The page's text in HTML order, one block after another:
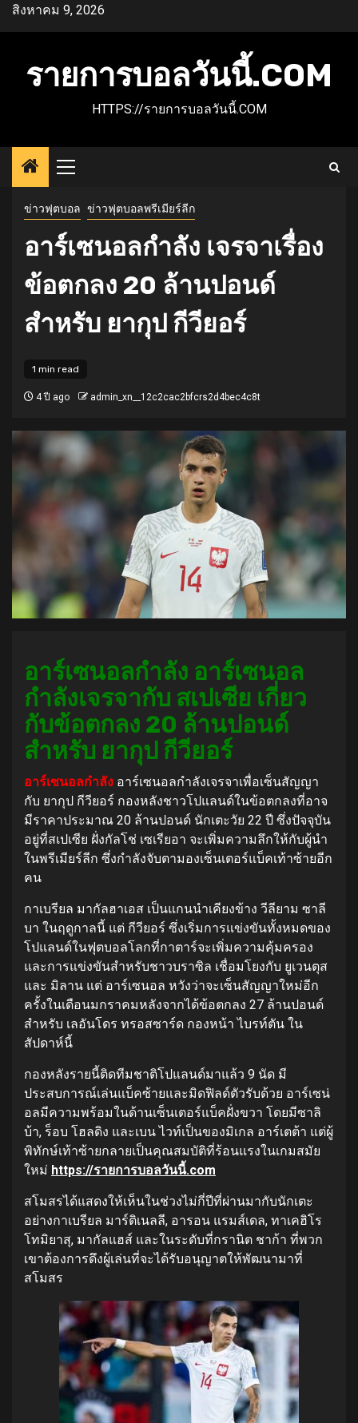
Skipสิงหาคม 9, 2026
รายการบอลวันนี้.COM
HTTPS://รายการบอลวันนี้.COM
Primary
ข่าวฟุตบอล ข่าวฟุตบอลพรีเมียร์ลีก
อาร์เซนอลกำลัง เจรจาเรื่อง
ข้อตกลง 20 ล้านปอนด์
สำหรับ ยากุป กีวียอร์
1 min read
4 ปี ago admin_xn__12c2cac2bfcrs2d4bec4c8t
อาร์เซนอลกำลัง อาร์เซนอล
กำลังเจรจากับ สเปเซีย เกี่ยว
กับข้อตกลง 20 ล้านปอนด์
สำหรับ ยากุป กีวียอร์
อาร์เซนอลกำลัง อาร์เซนอลกำลังเจรจาเพื่อเซ็นสัญญา
กับ ยากุป กีวียอร์ กองหลังชาวโปแลนด์ในข้อตกลงที่อาจ
มีราคาประมาณ 20 ล้านปอนด์ นักเตะวัย 22 ปี ซึ่งปัจจุบัน
อยู่ที่สเปเซีย ฝั่งกัลโช่ เซเรียอา จะเพิ่มความลึกให้กับผู้นำ
ในพรีเมียร์ลีก ซึ่งกำลังจับตามองเซ็นเตอร์แบ็คเท้าซ้ายอีก
คน
กาเบรียล มากัลฮาเอส เป็นแกนนำเคียงข้าง วีลียาม ซาลี
บา ในฤดูกาลนี้ แต่ กีวียอร์ ซึ่งเริ่มการแข่งขันทั้งหมดของ
โปแลนด์ในฟุตบอลโลกที่กาตาร์จะเพิ่มความคุ้มครอง
และการแข่งขันสำหรับชาวบราซิล เชื่อมโยงกับ ยูเวนตุส
และ มิลาน แต่ อาร์เซนอล หวังว่าจะเซ็นสัญญาใหม่อีก
ครั้งในเดือนมกราคมหลังจากได้ข้อตกลง 27 ล้านปอนด์
สำหรับ เลอันโดร ทรอสซาร์ด กองหน้า ไบรท์ตัน ใน
สัปดาห์นี้
กองหลังรายนี้ติดทีมชาติโปแลนด์มาแล้ว 9 นัด มี
ประสบการณ์เล่นแบ็คซ้ายและมิดฟิลด์ตัวรับด้วย อาร์เซน่
อลมีความพร้อมในด้านเซ็นเตอร์แบ็คฝั่งขวา โดยมีซาลิ
บ้า, ร็อบ โฮลดิง และเบน ไวท์เป็นของมิเกล อาร์เตต้า แต่ผู้
พิทักษ์เท้าซ้ายกลายเป็นคุณสมบัติที่ร้อนแรงในเกมสมัย
ใหม่ https://รายการบอลวันนี้.com
สโมสรได้แสดงให้เห็นในช่วงไม่กี่ปีที่ผ่านมากับนักเตะ
อย่างกาเบรียล มาร์ติเนลลี, อารอน แรมส์เดล, ทาเคฮิโร
โทมิยาสุ, มากัลแฮส์ และในระดับที่กรานิต ชาก้า ที่พวก
เขาต้องการดึงผู้เล่นที่จะได้รับอนุญาตให้พัฒนามาที่
สโมสร